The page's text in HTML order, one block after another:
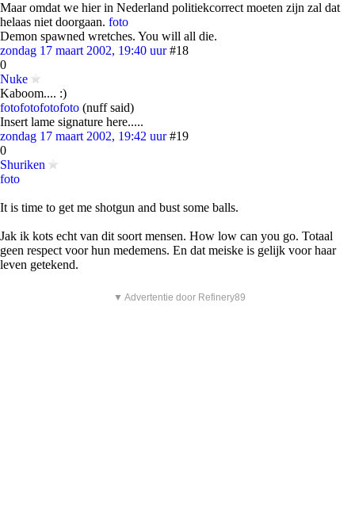
Maar omdat we hier in Nederland politiekcorrect moeten zijn zal dat
helaas niet doorgaan. foto
Demon spawned wretches. You will all die.
zondag 17 maart 2002, 19:40 uur #18
0
Nuke
Kaboom.... :)
fotofotofotofoto (nuff said)
Insert lame signature here.....
zondag 17 maart 2002, 19:42 uur #19
0
Shuriken
foto
It is time to get me shotgun and bust some balls.
Jak ik kots echt van dit soort mensen. How low can you go. Totaal
geen respect voor hun medemens. En dat meiske is gelijk voor haar
leven getekend.
▼ Advertentie door Refinery89